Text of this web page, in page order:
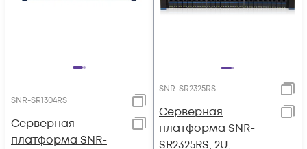
SNR-SR1304RS
Серверная
платформа SNR-
SNR-SR2325RS
Серверная
платформа SNR-
SR2325RS, 2U,